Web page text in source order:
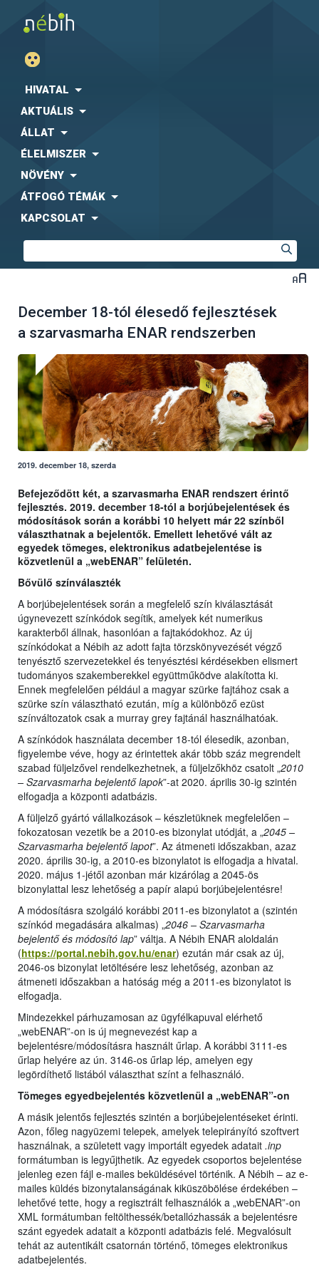
HIVATAL
AKTUÁLIS
ÁLLAT
ÉLELMISZER
NÖVÉNY
ÁTFOGÓ TÉMÁK
KAPCSOLAT
December 18-tól élesedő fejlesztések
a szarvasmarha ENAR rendszerben
2019. december 18, szerda
Befejeződött két, a szarvasmarha ENAR rendszert érintő
fejlesztés. 2019. december 18-tól a borjúbejelentések és
módosítások során a korábbi 10 helyett már 22 színből
választhatnak a bejelentők. Emellett lehetővé vált az
egyedek tömeges, elektronikus adatbejelentése is
közvetlenül a „webENAR” felületén.
Bővülő színválaszték
A borjúbejelentések során a megfelelő szín kiválasztását
úgynevezett színkódok segítik, amelyek két numerikus
karakterből állnak, hasonlóan a fajtakódokhoz. Az új
színkódokat a Nébih az adott fajta törzskönyvezését végző
tenyésztő szervezetekkel és tenyésztési kérdésekben elismert
tudományos szakemberekkel együttműködve alakította ki.
Ennek megfelelően például a magyar szürke fajtához csak a
szürke szín választható ezután, míg a különböző ezüst
színváltozatok csak a murray grey fajtánál használhatóak.
A színkódok használata december 18-tól élesedik, azonban,
figyelembe véve, hogy az érintettek akár több száz megrendelt
szabad füljelzővel rendelkezhetnek, a füljelzőkhöz csatolt „2010
– Szarvasmarha bejelentő lapok”-at 2020. április 30-ig szintén
elfogadja a központi adatbázis.
A füljelző gyártó vállalkozások – készletüknek megfelelően –
fokozatosan vezetik be a 2010-es bizonylat utódját, a „2045 –
Szarvasmarha bejelentő lapot”. Az átmeneti időszakban, azaz
2020. április 30-ig, a 2010-es bizonylatot is elfogadja a hivatal.
2020. május 1-jétől azonban már kizárólag a 2045-ös
bizonylattal lesz lehetőség a papír alapú borjúbejelentésre!
A módosításra szolgáló korábbi 2011-es bizonylatot a (szintén
színkód megadására alkalmas) „2046 – Szarvasmarha
bejelentő és módosító lap” váltja. A Nébih ENAR aloldalán
(https://portal.nebih.gov.hu/enar) ezután már csak az új,
2046-os bizonylat letöltésére lesz lehetőség, azonban az
átmeneti időszakban a hatóság még a 2011-es bizonylatot is
elfogadja.
Mindezekkel párhuzamosan az ügyfélkapuval elérhető
„webENAR”-on is új megnevezést kap a
bejelentésre/módosításra használt űrlap. A korábbi 3111-es
űrlap helyére az ún. 3146-os űrlap lép, amelyen egy
legördíthető listából választhat színt a felhasználó.
Tömeges egyedbejelentés közvetlenül a „webENAR”-on
A másik jelentős fejlesztés szintén a borjúbejelentéseket érinti.
Azon, főleg nagyüzemi telepek, amelyek telepirányító szoftvert
használnak, a született vagy importált egyedek adatait .inp
formátumban is legyűjthetik. Az egyedek csoportos bejelentése
jelenleg ezen fájl e-mailes beküldésével történik. A Nébih – az e-
mailes küldés bizonytalanságának kiküszöbölése érdekében –
lehetővé tette, hogy a regisztrált felhasználók a „webENAR”-on
XML formátumban feltölthessék/betallózhassák a bejelentésre
szánt egyedek adatait a központi adatbázis felé. Megvalósult
tehát az autentikált csatornán történő, tömeges elektronikus
adatbejelentés.